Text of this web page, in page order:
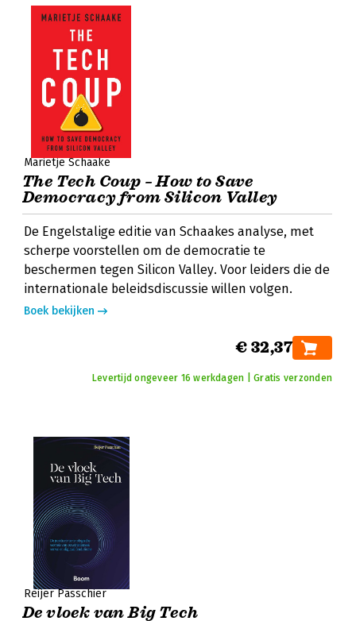
Marietje Schaake
The Tech Coup – How to Save
Democracy from Silicon Valley
De Engelstalige editie van Schaakes analyse, met
scherpe voorstellen om de democratie te
beschermen tegen Silicon Valley. Voor leiders die de
internationale beleidsdiscussie willen volgen.
Boek bekijken
€ 32,37
Levertijd ongeveer 16 werkdagen | Gratis verzonden
Reijer Passchier
De vloek van Big Tech